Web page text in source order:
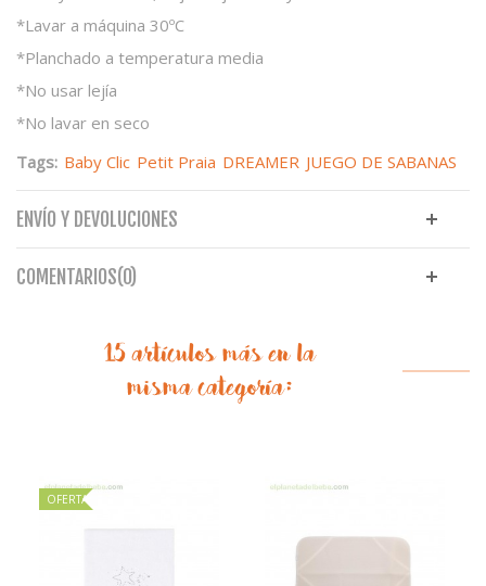
*Lavar a máquina 30ºC
*Planchado a temperatura media
*No usar lejía
*No lavar en seco
Tags: Baby Clic Petit Praia DREAMER JUEGO DE SABANAS
ENVÍO Y DEVOLUCIONES
COMENTARIOS(0)
15 artículos más en la
misma categoría:
OFERTA